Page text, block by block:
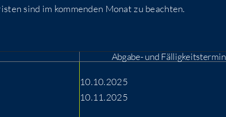
sind im kommenden Monat zu beachten.
Abgabe- und Fälligkeitstermin
10.10.2025
10.11.2025